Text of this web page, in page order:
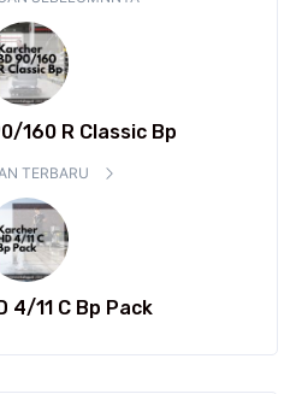
160 R Classic Bp
TERBARU
4/11 C Bp Pack